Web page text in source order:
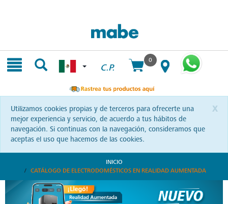
C.P.
0
x
Utilizamos cookies propias y de terceros para ofrecerte una
mejor experiencia y servicio, de acuerdo a tus hábitos de
navegación. Si continuas con la navegación, consideramos que
aceptas el uso que hacemos de las cookies.
INICIO
CATÁLOGO DE ELECTRODOMÉSTICOS EN REALIDAD AUMENTADA